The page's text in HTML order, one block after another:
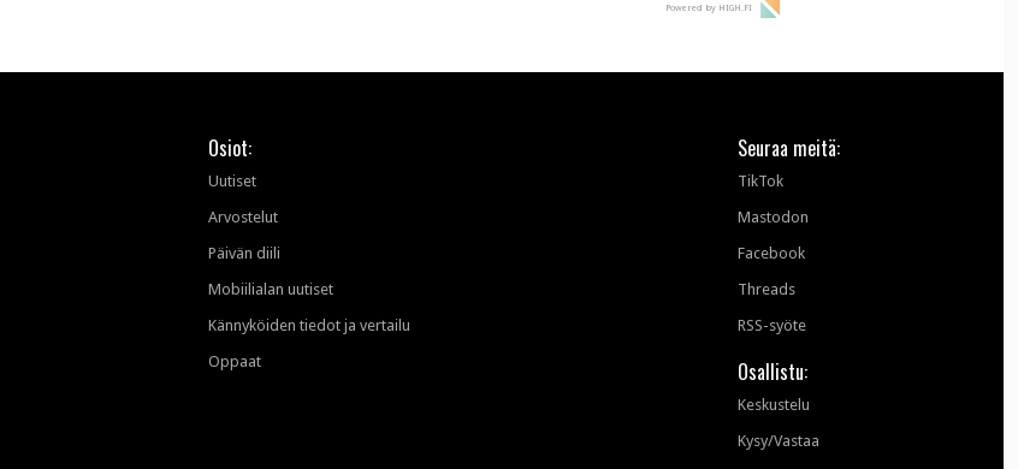
Powered by HIGH.FI
Osiot:
Uutiset
Arvostelut
Päivän diili
Mobiilialan uutiset
Kännyköiden tiedot ja vertailu
Oppaat
Seuraa meitä:
TikTok
Mastodon
Facebook
Threads
RSS-syöte
Osallistu:
Keskustelu
Kysy/Vastaa